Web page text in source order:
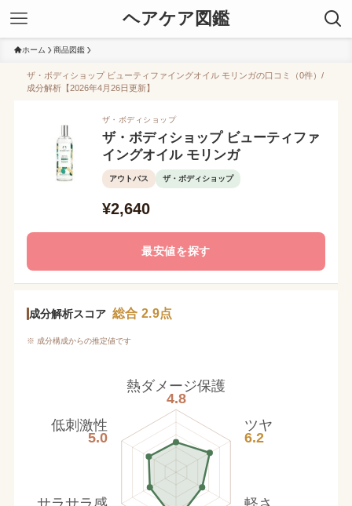
ヘアケア図鑑
ホーム 商品図鑑
ザ・ボディショップ ビューティファイングオイル モリンガの口コミ（0件）/
成分解析【2026年4月26日更新】
ザ・ボディショップ
ザ・ボディショップ ビューティファ
イングオイル モリンガ
アウトバス ザ・ボディショップ
¥2,640
最安値を探す
成分解析スコア 総合 2.9点
※ 成分構成からの推定値です
熱ダメージ保護
4.8
ツヤ
6.2
低刺激性
5.0